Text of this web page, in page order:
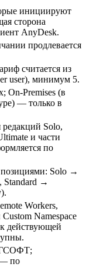
инициируют
сторона
AnyDesk.
продлевается
считается из
user), минимум 5.
On-Premises (в
— только в
редакций Solo,
и части
по
Solo →
Standard →
Workers,
Namespace
действующей
по